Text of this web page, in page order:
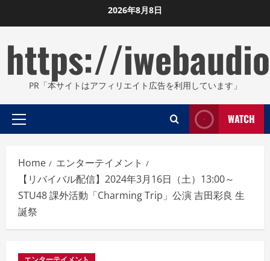
to
2026年8月8日
https://
PR「本サイトはアフィリエイト広告を利用しています」
Primary
WATCH
Home
エンターテイメント
【リバイバル配信】2024年3月16日（土）13:00～
STU48 課外活動「Charming Trip」公演 吉田彩良 生
誕祭